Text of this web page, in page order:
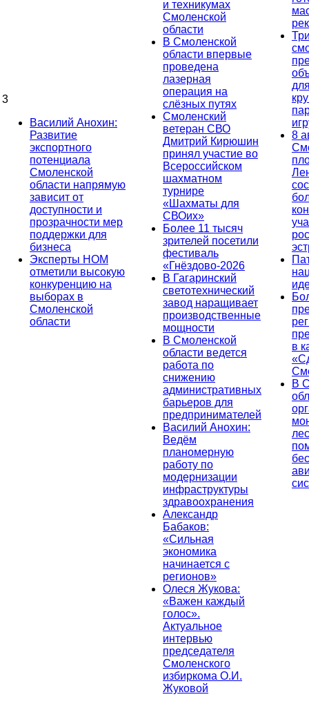
3
Василий Анохин:
Развитие
экспортного
потенциала
Смоленской
области напрямую
зависит от
доступности и
прозрачности мер
поддержки для
бизнеса
Эксперты НОМ
отметили высокую
конкуренцию на
выборах в
Смоленской
области
и техникумах
Смоленской
области
В Смоленской
области впервые
проведена
лазерная
операция на
слёзных путях
Смоленский
ветеран СВО
Дмитрий Кирюшин
принял участие во
Всероссийском
шахматном
турнире
«Шахматы для
СВОих»
Более 11 тысяч
зрителей посетили
фестиваль
«Гнёздово-2026
В Гагаринский
светотехнический
завод наращивает
производственные
мощности
В Смоленской
области ведется
работа по
снижению
административных
барьеров для
предпринимателей
Василий Анохин:
Ведём
планомерную
работу по
модернизации
инфраструктуры
здравоохранения
Александр
Бабаков:
«Сильная
экономика
начинается с
регионов»
Олеся Жукова:
«Важен каждый
голос».
Актуальное
интервью
председателя
Смоленского
избиркома О.И.
Жуковой
8
в
В